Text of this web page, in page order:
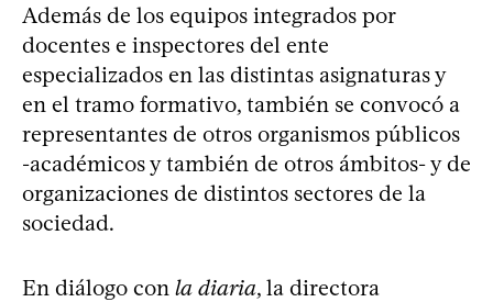
Además de los equipos integrados por
docentes e inspectores del ente
especializados en las distintas asignaturas y
en el tramo formativo, también se convocó a
representantes de otros organismos públicos
-académicos y también de otros ámbitos- y de
organizaciones de distintos sectores de la
sociedad.
En diálogo con la diaria, la directora